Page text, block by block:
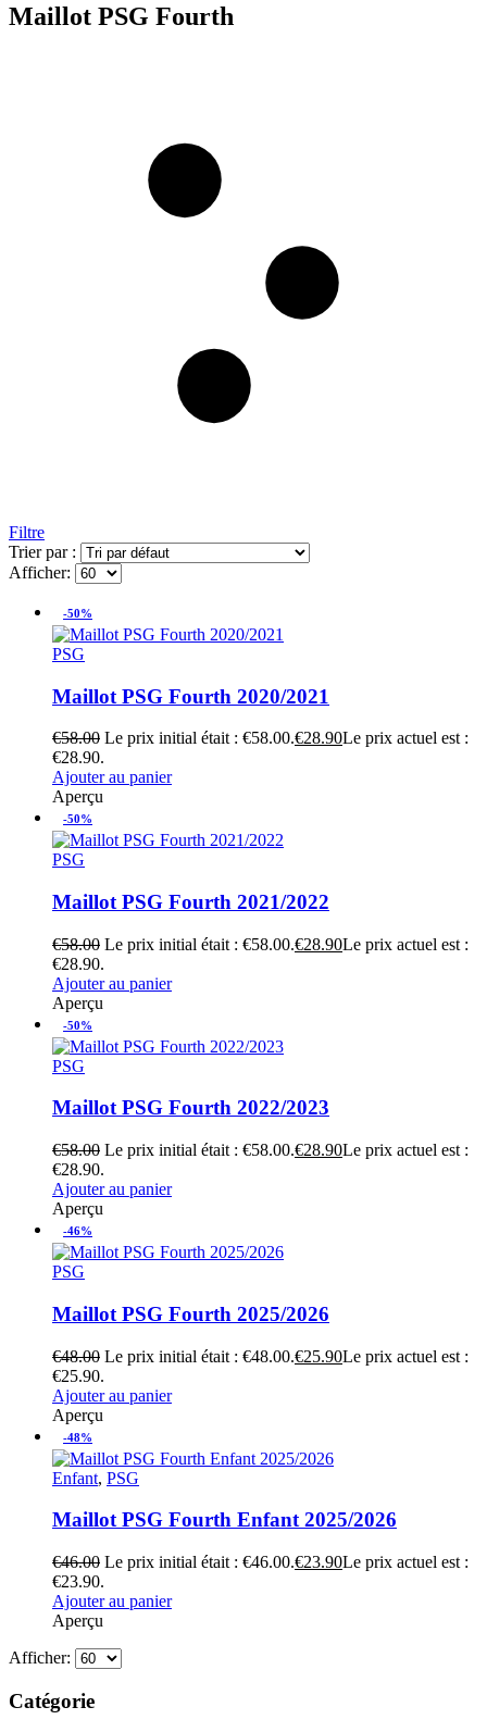
Maillot PSG Fourth
Filtre
Trier par :
Afficher:
-50%
PSG
Maillot PSG Fourth 2020/2021
€58.00 Le prix initial était : €58.00.€28.90Le prix actuel est :
€28.90.
Ajouter au panier
Aperçu
-50%
PSG
Maillot PSG Fourth 2021/2022
€58.00 Le prix initial était : €58.00.€28.90Le prix actuel est :
€28.90.
Ajouter au panier
Aperçu
-50%
PSG
Maillot PSG Fourth 2022/2023
€58.00 Le prix initial était : €58.00.€28.90Le prix actuel est :
€28.90.
Ajouter au panier
Aperçu
-46%
PSG
Maillot PSG Fourth 2025/2026
€48.00 Le prix initial était : €48.00.€25.90Le prix actuel est :
€25.90.
Ajouter au panier
Aperçu
-48%
Enfant, PSG
Maillot PSG Fourth Enfant 2025/2026
€46.00 Le prix initial était : €46.00.€23.90Le prix actuel est :
€23.90.
Ajouter au panier
Aperçu
Afficher:
Catégorie